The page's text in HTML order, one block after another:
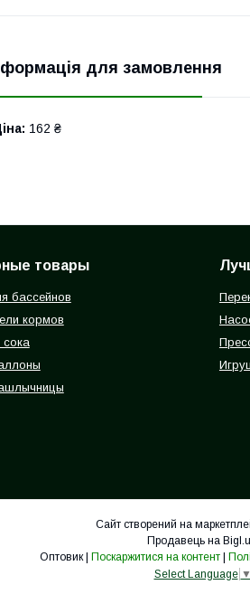
для замовлення
162 ₴
товары
бассейнов
кормов
Сайт створений на
Продавець на
Оптовик | Поскаржитися на контент |
Select Language ▼